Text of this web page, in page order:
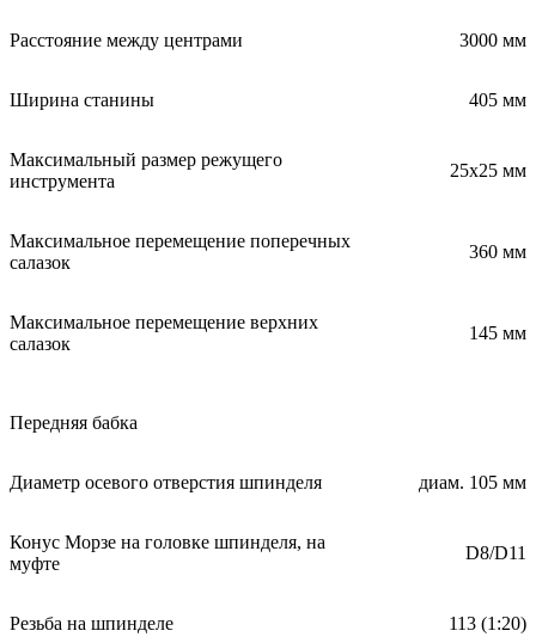
Расстояние между центрами 3000 мм
Ширина станины 405 мм
Максимальный размер режущего
инструмента
25х25 мм
Максимальное перемещение поперечных
салазок
360 мм
Максимальное перемещение верхних
салазок
145 мм
Передняя бабка
Диаметр осевого отверстия шпинделя диам. 105 мм
Конус Морзе на головке шпинделя, на
муфте
D8/D11
Резьба на шпинделе 113 (1:20)